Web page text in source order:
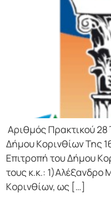
Αριθμός Πρακτικού 28
Δήμoυ Κoριvθίωv Της
Επιτρoπή τoυ Δήμoυ
τoυς κ.κ.: 1)Αλέξανδρο
Κoριvθίωv, ως […]